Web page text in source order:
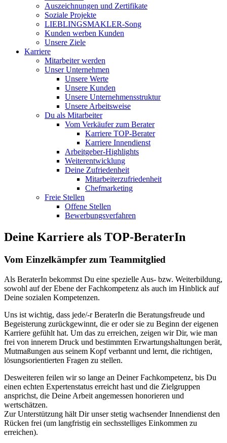
Auszeichnungen und Zertifikate
Soziale Projekte
LIEBLINGSMAKLER-Song
Kunden werben Kunden
Unsere Ziele
Karriere
Mitarbeiter werden
Unser Unternehmen
Unsere Werte
Unsere Kunden
Unsere Unternehmensstruktur
Unsere Arbeitsweise
Du als Mitarbeiter
Vom Verkäufer zum Berater
Karriere TOP-Berater
Karriere Innendienst
Arbeitgeber-Highlights
Weiterentwicklung
Deine Zufriedenheit
Mitarbeiterzufriedenheit
Chefmarketing
Freie Stellen
Offene Stellen
Bewerbungsverfahren
Deine Karriere als TOP-BeraterIn
Vom Einzelkämpfer zum Teammitglied
Als BeraterIn bekommst Du eine spezielle Aus- bzw. Weiterbildung,
sowohl auf der Ebene der Fachkompetenz als auch im Hinblick auf
Deine sozialen Kompetenzen.
Uns ist wichtig, dass jede/-r BeraterIn die Beratungsfreude und
Begeisterung zurückgewinnt, die er oder sie zu Beginn der eigenen
Karriere gefühlt hat. Um das zu erreichen, zeigen wir Dir, wie man
frei von innerem Druck und bestimmten Erwartungshaltungen berät,
Mutmaßungen aus seinem Kopf verbannt und lernt, die richtigen,
lösungsorientierten Fragen zu stellen.
Desweiteren feilen wir so lange an Deiner Fachkompetenz, bis Du
einen echten Expertenstatus erreicht hast und die Zielgruppen
ansprichst, die Deine Arbeit angemessen honorieren und
wertschätzen.
Zur Unterstützung hält Dir unser stetig wachsender Innendienst den
Rücken frei (um langfristig ein sechsstelliges Einkommen zu
erreichen).